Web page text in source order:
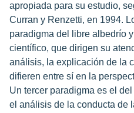
apropiada para su estudio,
Curran y Renzetti, en 1994.
paradigma del libre albedrío
científico, que dirigen su
análisis, la explicación de la
difieren entre sí en la
Un tercer paradigma es el
el análisis de la conducta de